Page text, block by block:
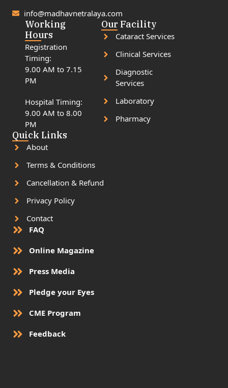
info@madhavnetralaya.com
Working
Hours
Registration
Timing:
9.00 AM to 7.15
PM
Hospital Timing:
9.00 AM to 8.00
PM
Our Facility
Cataract Services
Clinical Services
Diagnostic
Services
Laboratory
Pharmacy
Quick Links
About
Terms & Conditions
Cancellation & Refund
Privacy Policy
Contact
FAQ
Online Magazine
Press Media
Pledge your Eyes
CME Program
Feedback